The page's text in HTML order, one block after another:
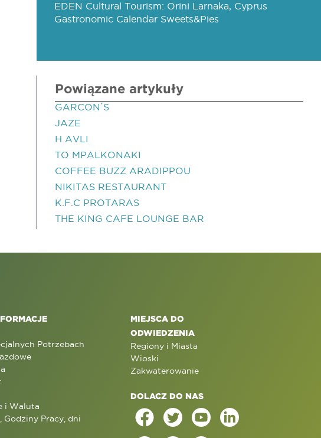
EDEN Cultural Tourism: Orini Larnaka, Cyprus
Gastronomic Calendar Sweets&Pies
Powiązane artykuły
GARCON΄S
JAZE
H AVLI
TO MPALKONAKI
COFFEE BUZZ ARADIPPOU
NIKITAS RESTAURANT
K.F.C PROTARAS
THE KING CAFE LOUNGE BAR
Potrzebach
i Waluta
Godziny Pracy, dni
MIEJSCA DO
ODWIEDZENIA
Regiony i Miasta
Wioski
Zakwaterowanie
DOLACZ DO NAS